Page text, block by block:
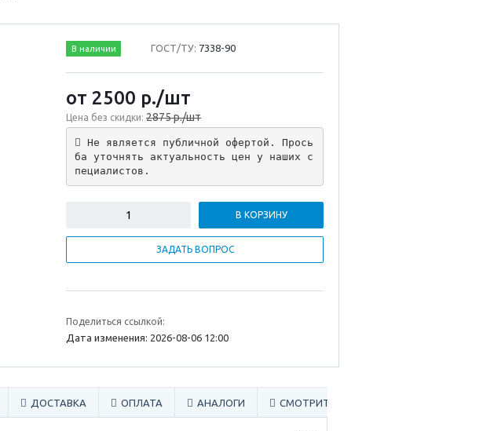
В наличии ГОСТ/ТУ: 7338-90
от 2500 р./шт
Цена без скидки: 2875 р./шт
Не является публичной офертой. Прось
ба уточнять актуальность цен у наших с
пециалистов.
В КОРЗИНУ
ЗАДАТЬ ВОПРОС
Поделиться ссылкой:
Дата изменения: 2026-08-06 12:00
ДОСТАВКА ОПЛАТА АНАЛОГИ СМОТРИТЕ ТАКЖЕ